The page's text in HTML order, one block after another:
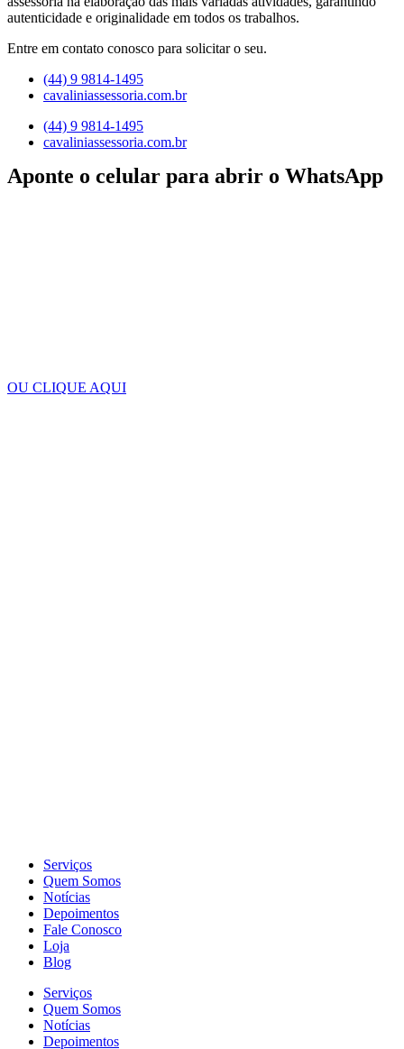
autenticidade e originalidade em todos os trabalhos.
Entre em contato conosco para solicitar o seu.
(44) 9 9814-1495
cavaliniassessoria.com.br
(44) 9 9814-1495
cavaliniassessoria.com.br
Aponte o celular para abrir o WhatsApp
OU CLIQUE AQUI
Serviços
Quem Somos
Notícias
Depoimentos
Fale Conosco
Loja
Blog
Serviços
Quem Somos
Notícias
Depoimentos